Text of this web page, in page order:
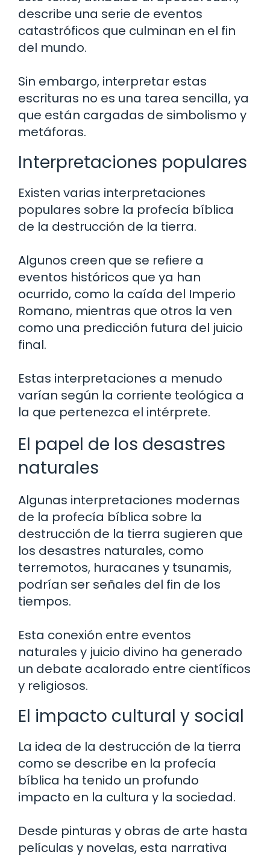
describe una serie de eventos
catastróficos que culminan en el fin
del mundo.
Sin embargo, interpretar estas
escrituras no es una tarea sencilla, ya
que están cargadas de simbolismo y
metáforas.
Interpretaciones populares
Existen varias interpretaciones
populares sobre la profecía bíblica
de la destrucción de la tierra.
Algunos creen que se refiere a
eventos históricos que ya han
ocurrido, como la caída del Imperio
Romano, mientras que otros la ven
como una predicción futura del juicio
final.
Estas interpretaciones a menudo
varían según la corriente teológica a
la que pertenezca el intérprete.
El papel de los desastres
naturales
Algunas interpretaciones modernas
de la profecía bíblica sobre la
destrucción de la tierra sugieren que
los desastres naturales, como
terremotos, huracanes y tsunamis,
podrían ser señales del fin de los
tiempos.
Esta conexión entre eventos
naturales y juicio divino ha generado
un debate acalorado entre científicos
y religiosos.
El impacto cultural y social
La idea de la destrucción de la tierra
como se describe en la profecía
bíblica ha tenido un profundo
impacto en la cultura y la sociedad.
Desde pinturas y obras de arte hasta
películas y novelas, esta narrativa